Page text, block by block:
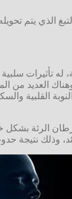
الذي يتم
له تأثيرات
العديد
القلبية
الرئة بشكل
وذلك نتيجة